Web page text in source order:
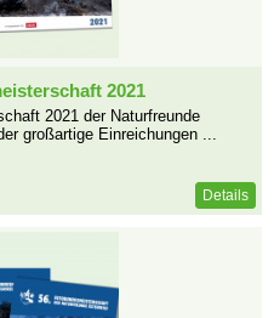
2021
2021 der Naturfreunde
großartige Einreichungen ...
Details